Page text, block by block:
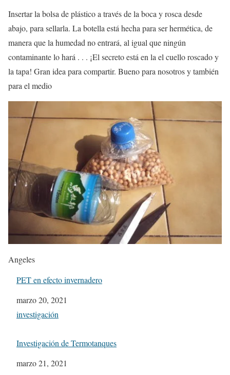
Insertar la bolsa de plástico a través de la boca y rosca desde
abajo, para sellarla. La botella está hecha para ser hermética, de
manera que la humedad no entrará, al igual que ningún
contaminante lo hará . . . ¡El secreto está en la el cuello roscado y
la tapa! Gran idea para compartir. Bueno para nosotros y también
para el medio
Angeles
PET en efecto invernadero
Fecha
marzo 20, 2021
In relation to
investigación
Investigación de Termotanques
Fecha
marzo 21, 2021